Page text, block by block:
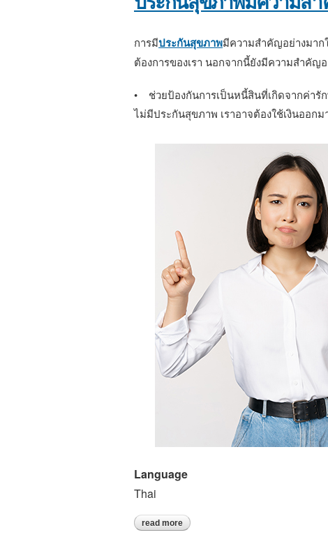
การมีประกันสุขภาพมีความสำคัญอย่างมาก
ต้องการของเรา นอกจากนี้ยังมีความสำคัญ
• ช่วยป้องกันการเป็นหนี้สินที่เกิดจากค่ารั
ไม่มีประกันสุขภาพ เราอาจต้องใช้เงินออกม
Language
Thai
read more about ประกันสุขภาพมีความสำคัญต่อวัย